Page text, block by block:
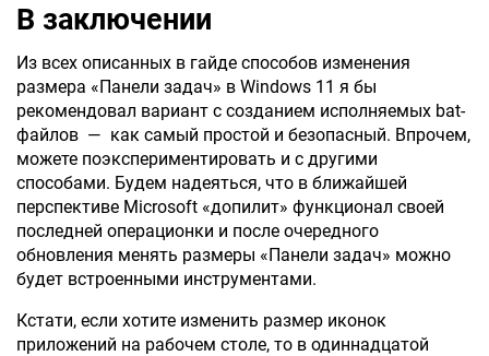
В заключении
Из всех описанных в гайде способов изменения
размера «Панели задач» в Windows 11 я бы
рекомендовал вариант с созданием исполняемых bat-
файлов — как самый простой и безопасный. Впрочем,
можете поэкспериментировать и с другими
способами. Будем надеяться, что в ближайшей
перспективе Microsoft «допилит» функционал своей
последней операционки и после очередного
обновления менять размеры «Панели задач» можно
будет встроенными инструментами.
Кстати, если хотите изменить размер иконок
приложений на рабочем столе, то в одиннадцатой